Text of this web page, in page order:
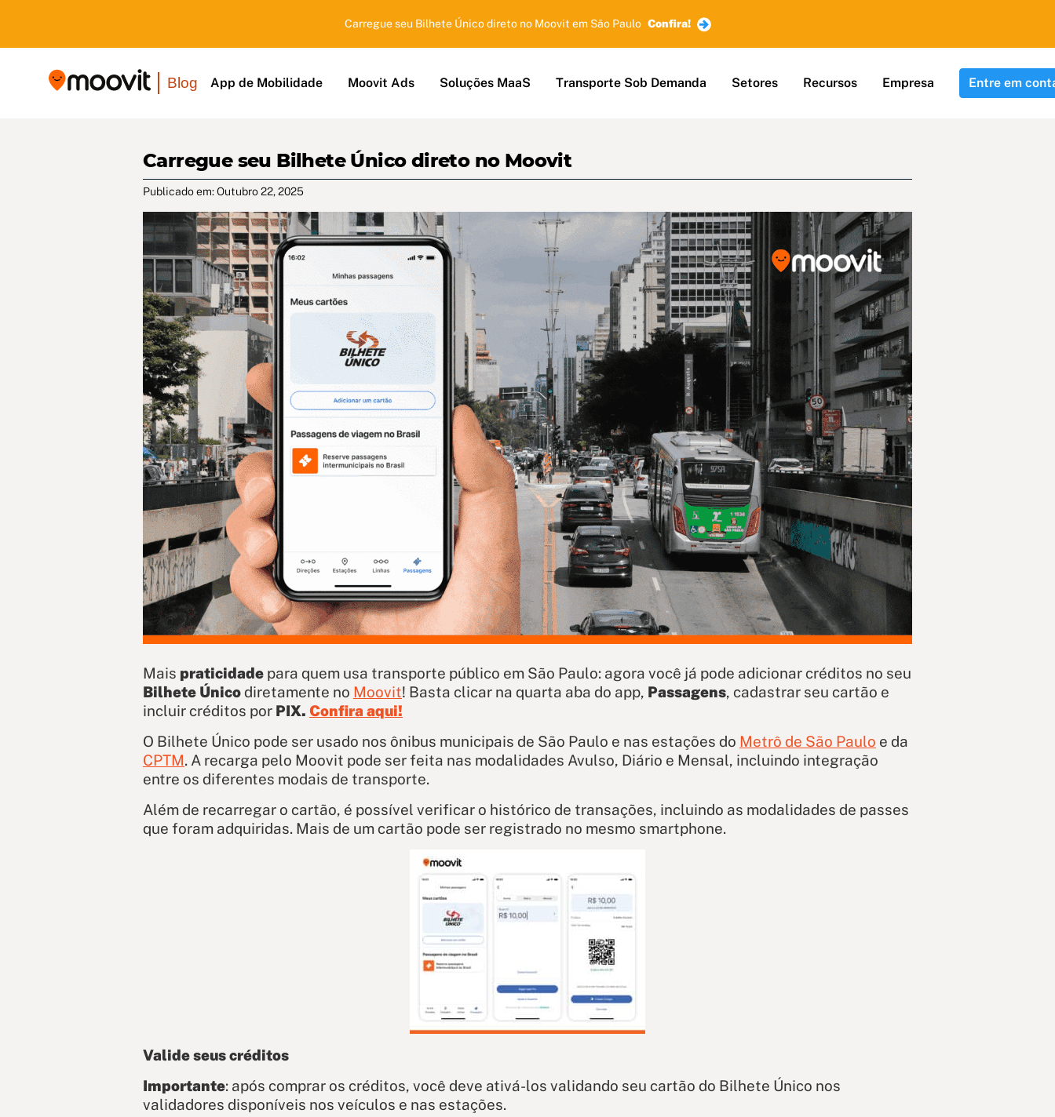
Carregue seu Bilhete Único direto no Moovit em São Paulo Confira!
Blog App de Mobilidade Moovit Ads Soluções MaaS Transporte Sob Demanda Setores Recursos Empresa Entre em
Carregue seu Bilhete Único direto no Moovit
Publicado em: Outubro 22, 2025
Mais praticidade para quem usa transporte público em São Paulo: agora você já pode adicionar créditos no seu
Bilhete Únicodiretamente no Moovit! Basta clicar na quarta aba do app, Passagens, cadastrar seu cartão e
incluir créditos por PIX. Confira aqui!
O Bilhete Único pode ser usado nos ônibus municipais de São Paulo e nas estações do Metrô de São Paulo e da
CPTM. A recarga pelo Moovit pode ser feita nas modalidades Avulso, Diário e Mensal, incluindo integração
entre os diferentes modais de transporte.
Além de recarregar o cartão, é possível verificar o histórico de transações, incluindo as modalidades de passes
que foram adquiridas. Mais de um cartão pode ser registrado no mesmo smartphone.
Valide seus créditos
Importante: após comprar os créditos, você deve ativá-los validando seu cartão do Bilhete Único nos
validadores disponíveis nos veículos e nas estações.